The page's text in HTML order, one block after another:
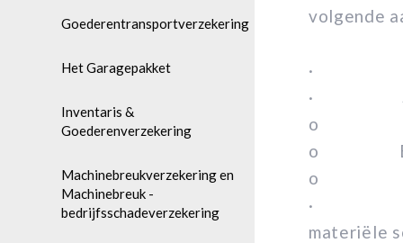
Goederentransportverzekering
Het Garagepakket
Inventaris &
Goederenverzekering
Machinebreukverzekering en
Machinebreuk -
bedrijfsschadeverzekering
volgende
·
·
o
o
o
·
materiële